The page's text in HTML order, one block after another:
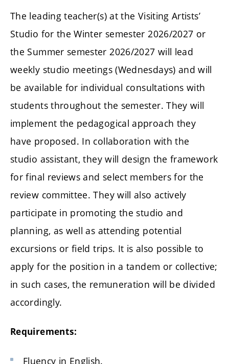
The leading teacher(s) at the Visiting Artists’
Studio for the Winter semester 2026/2027 or
the Summer semester 2026/2027 will lead
weekly studio meetings (Wednesdays) and will
be available for individual consultations with
students throughout the semester. They will
implement the pedagogical approach they
have proposed. In collaboration with the
studio assistant, they will design the framework
for final reviews and select members for the
review committee. They will also actively
participate in promoting the studio and
planning, as well as attending potential
excursions or field trips. It is also possible to
apply for the position in a tandem or collective;
in such cases, the remuneration will be divided
accordingly.
Requirements:
Fluency in English.